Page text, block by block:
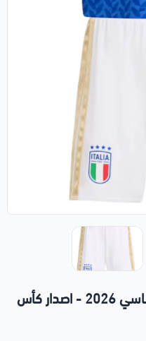
طقم اطفال منتخب ايطاليا الاساسي 2026 - اصدار كأس